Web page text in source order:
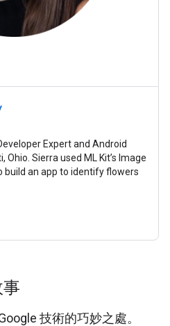
Expert and Android
Ohio. Sierra used ML Kit’s Image
build an app to identify flowers
技術的巧妙之處。